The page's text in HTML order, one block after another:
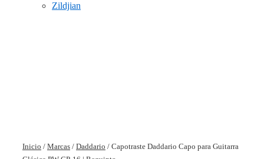
Zildjian
Inicio / Marcas / Daddario / Capotraste Daddario Capo para Guitarra